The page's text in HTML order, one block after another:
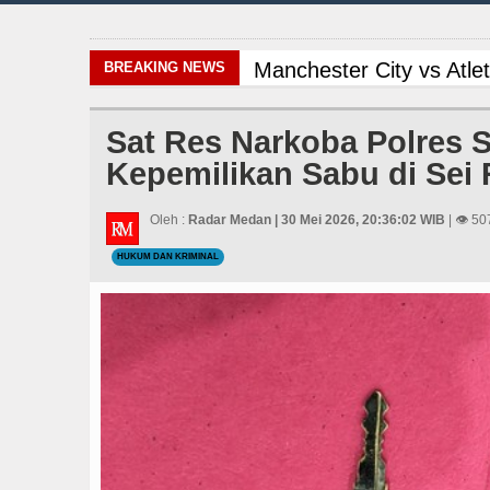
BREAKING NEWS Manchester City vs
Gubernur Bobby
Liverpool vs Monaco
Ketua GRIB Jaya
Kurang dari 6 Jam,
Serapan Anggaran
Wabup Deli Serdang
Sat Res Narkoba Polres
Kepemilikan Sabu di Sei
Oleh : Radar Medan | 30 Mei 2026, 20:36:02 WIB | 👁
HUKUM DAN KRIMINAL